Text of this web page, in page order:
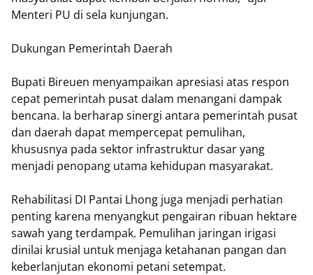
Menteri PU di sela kunjungan.
Dukungan Pemerintah Daerah
Bupati Bireuen menyampaikan apresiasi atas respon
cepat pemerintah pusat dalam menangani dampak
bencana. Ia berharap sinergi antara pemerintah pusat
dan daerah dapat mempercepat pemulihan,
khususnya pada sektor infrastruktur dasar yang
menjadi penopang utama kehidupan masyarakat.
Rehabilitasi DI Pantai Lhong juga menjadi perhatian
penting karena menyangkut pengairan ribuan hektare
sawah yang terdampak. Pemulihan jaringan irigasi
dinilai krusial untuk menjaga ketahanan pangan dan
keberlanjutan ekonomi petani setempat.